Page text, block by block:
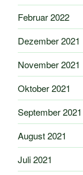
Februar 2022
Dezember 2021
November 2021
Oktober 2021
September 2021
August 2021
Juli 2021